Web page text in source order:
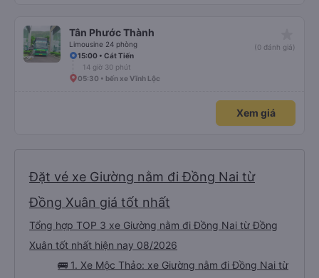
Tân Phước Thành
Limousine 24 phòng
(0 đánh giá)
15:00 • Cát Tiến
14 giờ 30 phút
05:30 • bến xe Vĩnh Lộc
Xem giá
Đặt vé xe Giường nằm đi Đồng Nai từ
Đồng Xuân giá tốt nhất
Tổng hợp TOP 3 xe Giường nằm đi Đồng Nai từ Đồng
Xuân tốt nhất hiện nay 08/2026
🚌 1. Xe Mộc Thảo: xe Giường nằm đi Đồng Nai từ